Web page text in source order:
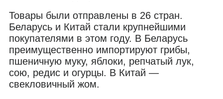
Товары были отправлены в 26 стран.
Беларусь и Китай стали крупнейшими
покупателями в этом году. В Беларусь
преимущественно импортируют грибы,
пшеничную муку, яблоки, репчатый лук,
сою, редис и огурцы. В Китай —
свекловичный жом.